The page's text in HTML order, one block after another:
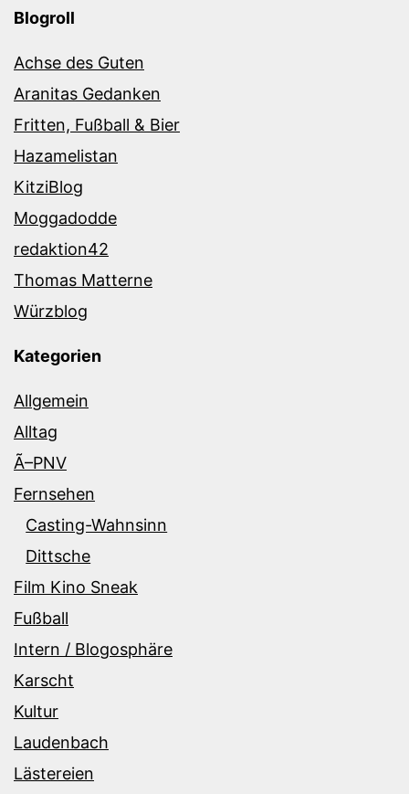
Blogroll
Achse des Guten
Aranitas Gedanken
Fritten, Fußball & Bier
Hazamelistan
KitziBlog
Moggadodde
redaktion42
Thomas Matterne
Würzblog
Kategorien
Allgemein
Alltag
Ã–PNV
Fernsehen
Casting-Wahnsinn
Dittsche
Film Kino Sneak
Fußball
Intern / Blogosphäre
Karscht
Kultur
Laudenbach
Lästereien